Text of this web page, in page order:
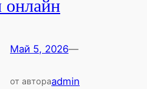
онлайн
Май 5, 2026—
от автораadmin